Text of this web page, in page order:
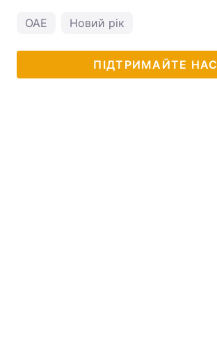
ОАЕ Новий рік
ПІДТРИМАЙТЕ НАС